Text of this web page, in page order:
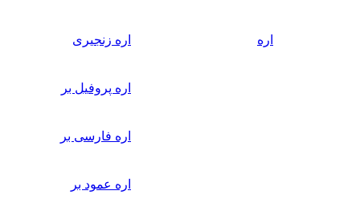
اره اره زنجیری
اره پروفیل بر
اره فارسی بر
اره عمود بر